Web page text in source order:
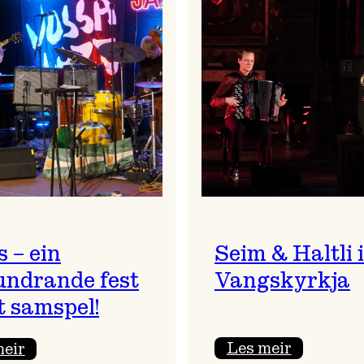
– ein
fest
samspel!
:
Seim & Haltli i
Vangskyrkja
Les meir: